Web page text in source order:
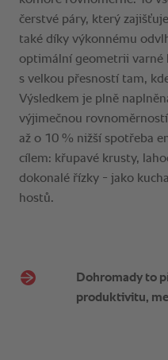
Dohromady to
produktivitu,